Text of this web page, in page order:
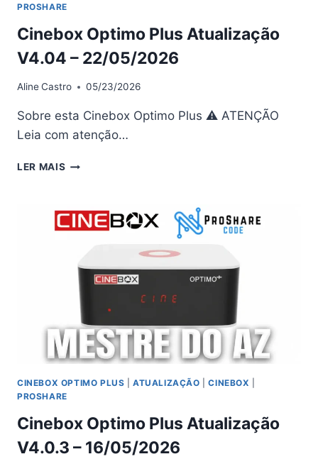
PROSHARE
Cinebox Optimo Plus Atualização
V4.04 – 22/05/2026
AlineCastro 05/23/2026
Sobre esta Cinebox Optimo Plus ⚠ ATENÇÃO
Leia com atenção…
LER MAIS CINEBOX
ATUALIZAÇÃO
V4.04
CINEBOX OPTIMO PLUS |ATUALIZAÇÃO |CINEBOX
PROSHARE
Cinebox Optimo Plus Atualização
V4.0.3 – 16/05/2026